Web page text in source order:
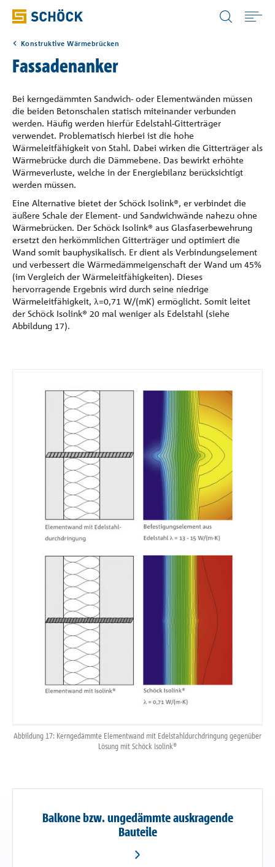
Produkte
Downloads
Digitale Lösungen
Service & Wissen
Referenzen
Unternehmen
Austria (AT) Deutsch
Konstruktive Wärmebrücken
Fassadenanker
Bei kerngedämmten Sandwich- oder Elementwänden müssen
die beiden Betonschalen statisch miteinander verbunden
werden. Häufig werden hierfür Edelstahl-Gitterträger
verwendet. Problematisch hierbei ist die hohe
Wärmeleitfähigkeit von Stahl. Dabei wirken die Gitterträger als
Wärmebrücke durch die Dämmebene. Das bewirkt erhöhte
Wärmeverluste, welche in der Energiebilanz berücksichtigt
werden müssen.
Eine Alternative bietet der Schöck Isolink®, er verbindet die
äußere Schale der Element- und Sandwichwände nahezu ohne
Wärmebrücken. Der Schöck Isolink® aus Glasfaserbewehrung
ersetzt den herkömmlichen Gitterträger und optimiert die
Wand somit bauphysikalisch. Er dient als Verbindungselement
und verbessert die Wärmedämmeigenschaft der Wand um 45%
(im Vergleich der Wärmeleitfähigkeiten). Dieses
hervorragende Ergebnis wird durch seine niedrige
Wärmeleitfähigkeit, λ=0,71 W/(mK) ermöglicht. Somit leitet
der Schöck Isolink® 20 mal weniger als Edelstahl (siehe
Abbildung 17).
Abbildung 17: Kerngedämmte Elementwand mit Edelstahldurchdringung gegenüber
Lösung mit Schöck Isolink®
Balkone bzw. ungedämmte auskragende
Bauteile